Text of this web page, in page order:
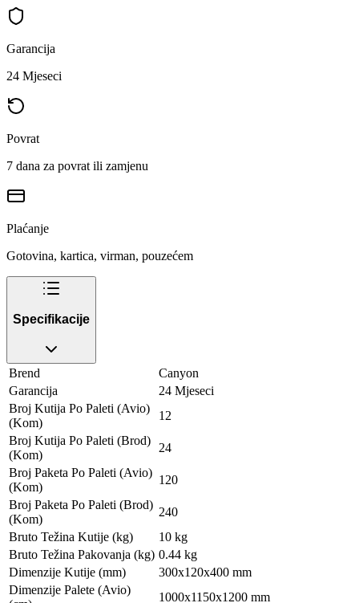
Garancija
24 Mjeseci
Povrat
7 dana za povrat ili zamjenu
Plaćanje
Gotovina, kartica, virman, pouzećem
Specifikacije
Brend
Canyon
Garancija
24 Mjeseci
Broj Kutija Po Paleti (Avio)
(Kom)
12
Broj Kutija Po Paleti (Brod)
(Kom)
24
Broj Paketa Po Paleti (Avio)
(Kom)
120
Broj Paketa Po Paleti (Brod)
(Kom)
240
Bruto Težina Kutije (kg)
10 kg
Bruto Težina Pakovanja (kg) 0.44 kg
Dimenzije Kutije (mm)
300x120x400 mm
Dimenzije Palete (Avio)
1000x1150x1200 mm